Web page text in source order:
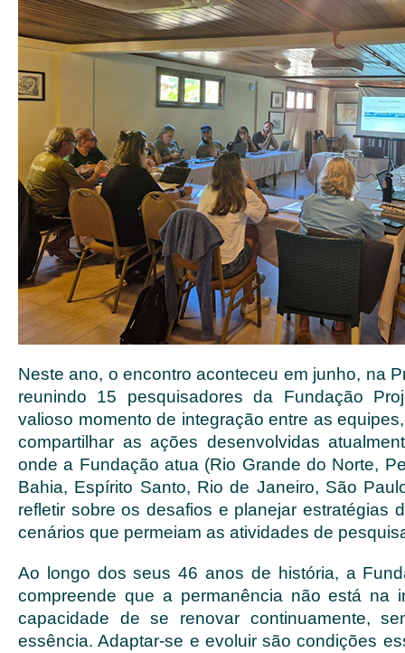
Neste ano, o encontro aconteceu em junho, na
reunindo 15 pesquisadores da Fundação
valioso momento de integração entre as
compartilhar as ações desenvolvidas
onde a Fundação atua (Rio Grande do Norte,
Bahia, Espírito Santo, Rio de Janeiro, São
refletir sobre os desafios e planejar estratégias
cenários que permeiam as atividades de
Ao longo dos seus 46 anos de história, a
compreende que a permanência não está na
capacidade de se renovar continuamente,
essência. Adaptar-se e evoluir são condições